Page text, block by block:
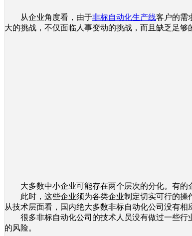
从企业角度看，由于非标自动化生产线客户的需
大的挑战，不仅面临人事变动的挑战，而且缺乏足够
大多数中小企业可能存在两个层次的分化。有的企
此时，这些企业须为各类企业制定切实可行的操作
从技术层面看，国内绝大多数非标自动化公司没有
很多非标自动化公司的技术人员没有做过一些行
的风险。